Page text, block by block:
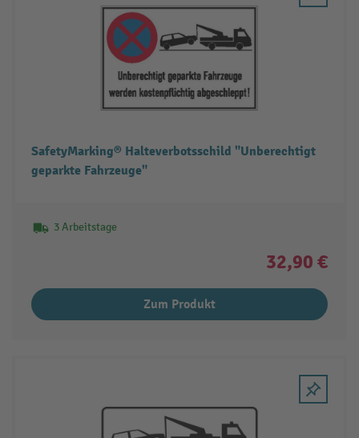
SafetyMarking® Halteverbotsschild "Unberechtigt
geparkte Fahrzeuge"
3 Arbeitstage
32,90 €
Zum Produkt